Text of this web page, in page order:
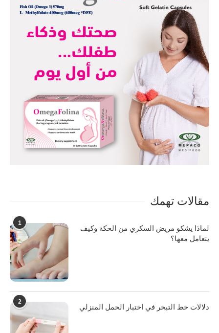
مقالات تهمك
1
لماذا يشكو مريض السكري من الحكة وكيف
يتعامل معها؟
2
دلالات خط التبخر في اختبار الحمل المنزلي